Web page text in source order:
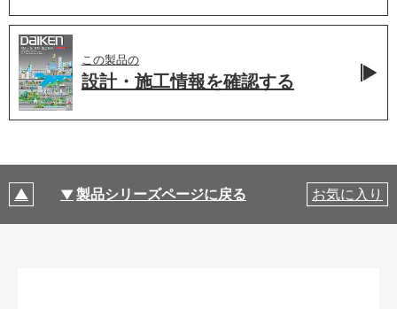
この製品の
設計・施工情報を確認する
製品シリーズページに戻る お気に入り